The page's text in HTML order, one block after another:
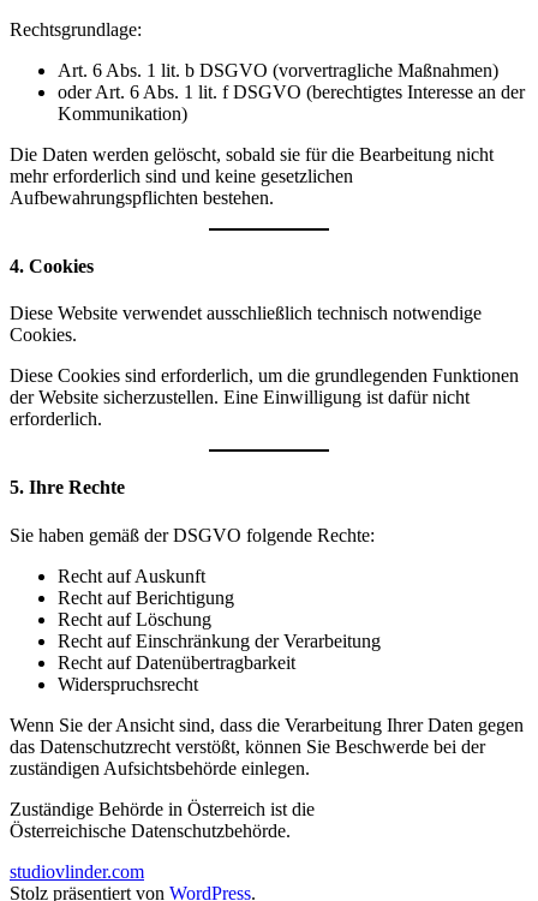
Rechtsgrundlage:
Art. 6 Abs. 1 lit. b DSGVO (vorvertragliche Maßnahmen)
oder Art. 6 Abs. 1 lit. f DSGVO (berechtigtes Interesse an der
Kommunikation)
Die Daten werden gelöscht, sobald sie für die Bearbeitung nicht
mehr erforderlich sind und keine gesetzlichen
Aufbewahrungspflichten bestehen.
4. Cookies
Diese Website verwendet ausschließlich technisch notwendige
Cookies.
Diese Cookies sind erforderlich, um die grundlegenden Funktionen
der Website sicherzustellen. Eine Einwilligung ist dafür nicht
erforderlich.
5. Ihre Rechte
Sie haben gemäß der DSGVO folgende Rechte:
Recht auf Auskunft
Recht auf Berichtigung
Recht auf Löschung
Recht auf Einschränkung der Verarbeitung
Recht auf Datenübertragbarkeit
Widerspruchsrecht
Wenn Sie der Ansicht sind, dass die Verarbeitung Ihrer Daten gegen
das Datenschutzrecht verstößt, können Sie Beschwerde bei der
zuständigen Aufsichtsbehörde einlegen.
Zuständige Behörde in Österreich ist die
Österreichische Datenschutzbehörde.
studiovlinder.com
Stolz präsentiert von WordPress.